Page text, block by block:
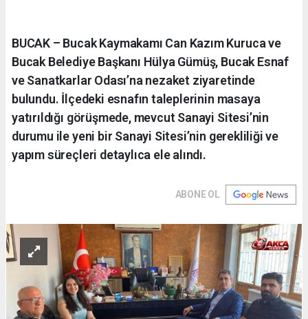
BUCAK – Bucak Kaymakamı Can Kazım Kuruca ve
Bucak Belediye Başkanı Hülya Gümüş, Bucak Esnaf
ve Sanatkarlar Odası’na nezaket ziyaretinde
bulundu. İlçedeki esnafın taleplerinin masaya
yatırıldığı görüşmede, mevcut Sanayi Sitesi’nin
durumu ile yeni bir Sanayi Sitesi’nin gerekliliği ve
yapım süreçleri detaylıca ele alındı.
ABONE OL